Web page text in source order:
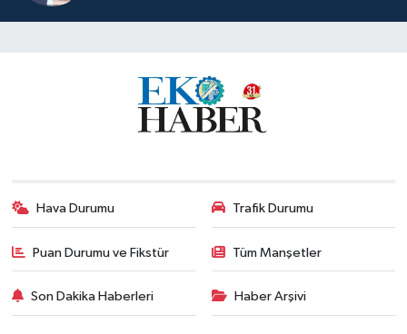
Hava Durumu Trafik Durumu
Puan Durumu ve Fikstür Tüm Manşetler
Son Dakika Haberleri Haber Arşivi